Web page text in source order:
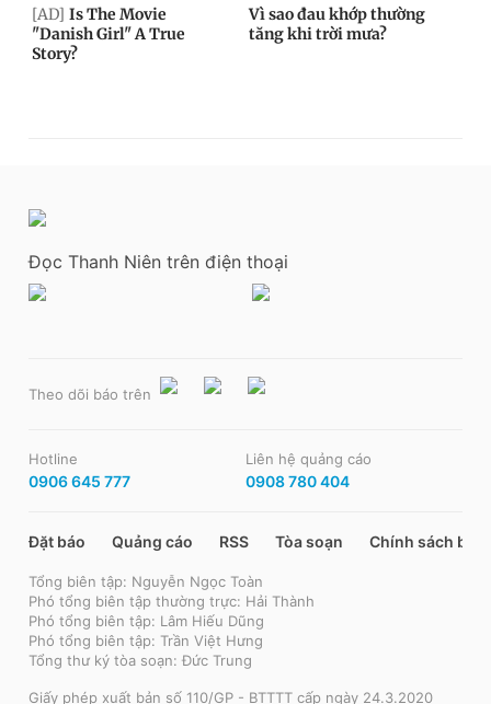
Đọc Thanh Niên trên điện thoại
Theo dõi báo trên
Hotline
0906 645 777
Liên hệ quảng cáo
0908 780 404
Đặt báo Quảng cáo RSS Tòa soạn Chính sách bảo
Tổng biên tập: Nguyễn Ngọc Toàn
Phó tổng biên tập thường trực: Hải Thành
Phó tổng biên tập: Lâm Hiếu Dũng
Phó tổng biên tập: Trần Việt Hưng
Tổng thư ký tòa soạn: Đức Trung
Giấy phép xuất bản số 110/GP - BTTTT cấp ngày 24.3.2020